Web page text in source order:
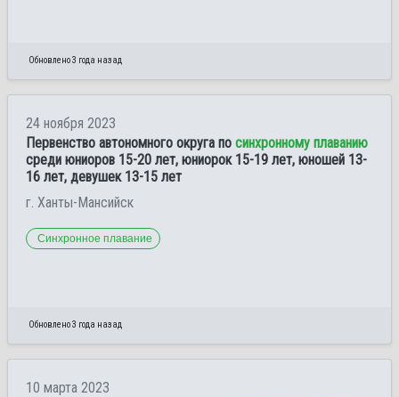
Обновлено 3 года назад
24 ноября 2023
Первенство автономного округа по синхронному плаванию
среди юниоров 15-20 лет, юниорок 15-19 лет, юношей 13-
16 лет, девушек 13-15 лет
г. Ханты-Мансийск
Синхронное плавание
Обновлено 3 года назад
10 марта 2023